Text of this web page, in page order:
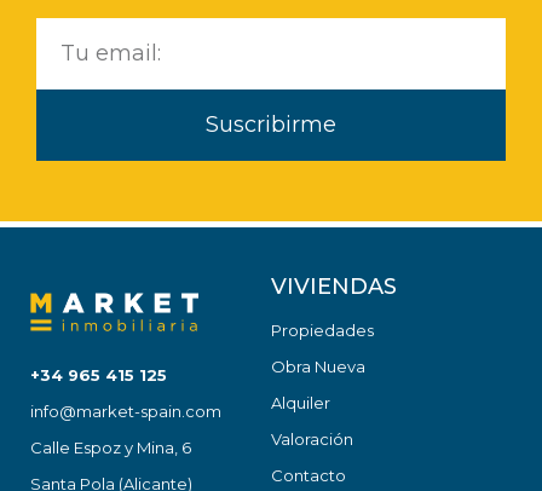
Suscribirme
+34 965 415 125
info@market-spain.com
Calle Espoz y Mina, 6
Santa Pola (Alicante)
VIVIENDAS
Propiedades
Obra Nueva
Alquiler
Valoración
Contacto